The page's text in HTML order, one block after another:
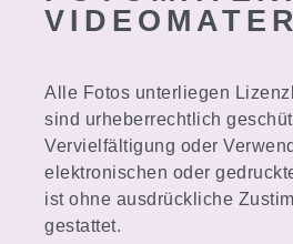
Alle Fotos unterliegen
sind urheberrechtlich
Vervielfältigung oder
elektronischen oder
ist ohne ausdrückliche
gestattet.